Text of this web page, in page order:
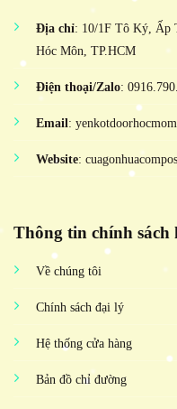
Địa chỉ: 10/1F Tô Ký, Ấp
Hóc Môn, TP.HCM
Điện thoại/Zalo:
Email:
Website:
Thông tin chính
Về chúng tôi
Chính sách đại lý
Hệ thống cửa hàng
Bản đồ chỉ đường